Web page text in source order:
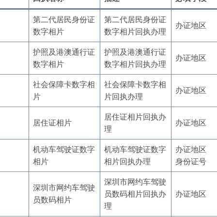
第二代居民身份证
数字相片
第二代居民身份证
数字相片回执办理
办证地区
护照及港澳通行证
数字相片
护照及港澳通行证
数字相片回执办理
办证地区
社会保障卡数字相
片
社会保障卡数字相
片回执办理
办证地区
居住证相片
居住证相片回执办
理
办证地区
机动车驾驶证数字
相片
机动车驾驶证数字
相片回执办理
办证地区
身份证号
深圳市网约车驾驶
员数码相片
深圳市网约车驾驶
员数码相片回执办
理
办证地区